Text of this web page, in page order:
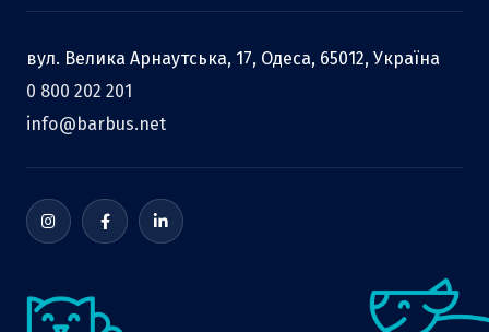
вул. Велика Арнаутська, 17, Одеса, 65012, Україна
0 800 202 201
info@barbus.net